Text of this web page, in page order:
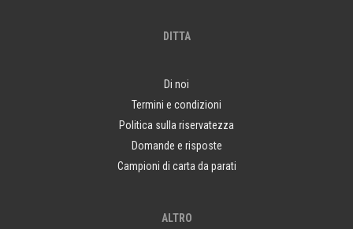
DITTA
Di noi
Termini e condizioni
Politica sulla riservatezza
Domande e risposte
Campioni di carta da parati
ALTRO